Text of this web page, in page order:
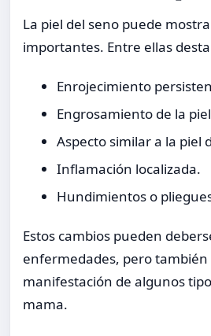
La piel del seno puede
importantes. Entre ellas
Enrojecimiento
Engrosamiento de la
Aspecto similar a la piel
Inflamación localizada.
Hundimientos o
Estos cambios pueden
enfermedades, pero
manifestación de algunos
mama.